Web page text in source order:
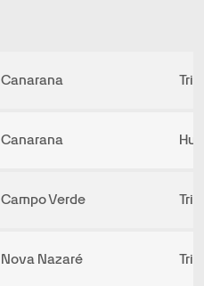
Canarana
Canarana
Campo Verde
Nova Nazaré